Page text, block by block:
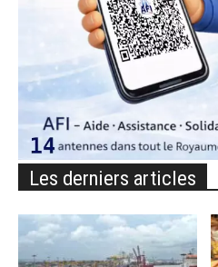
Les derniers articles